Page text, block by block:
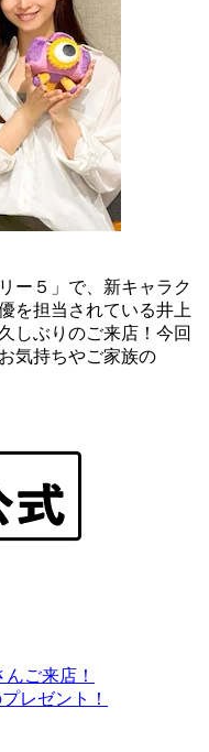
ー５」で、新キャラク
を担当されている井上
しぶりのご来店！今回
気持ちやご家族の
ご来店！
レゼント！